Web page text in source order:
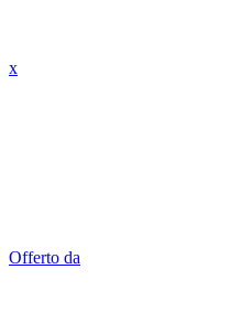
x
Offerto da